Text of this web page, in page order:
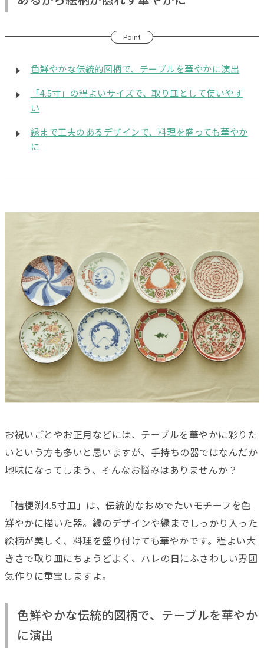
Point
色鮮やかな伝統的図柄で、テーブルを華やかに演出
「4.5寸」の程よいサイズで、取り皿として使いやす
い
縁まで工夫のあるデザインで、料理を盛っても華やか
に
お祝いごとやお正月などには、テーブルを華やかに彩りた
いという方も多いと思いますが、手持ちの器ではなんだか
地味になってしまう、そんなお悩みはありませんか？
「桔梗渕4.5寸皿」は、伝統的なおめでたいモチーフを色
鮮やかに描いた器。縁のデザインや縁までしっかり入った
絵柄が美しく、料理を盛り付けても華やかです。程よい大
きさで取り皿にちょうどよく、ハレの日にふさわしい雰囲
気作りに重宝しますよ。
色鮮やかな伝統的図柄で、テーブルを華やか
に演出